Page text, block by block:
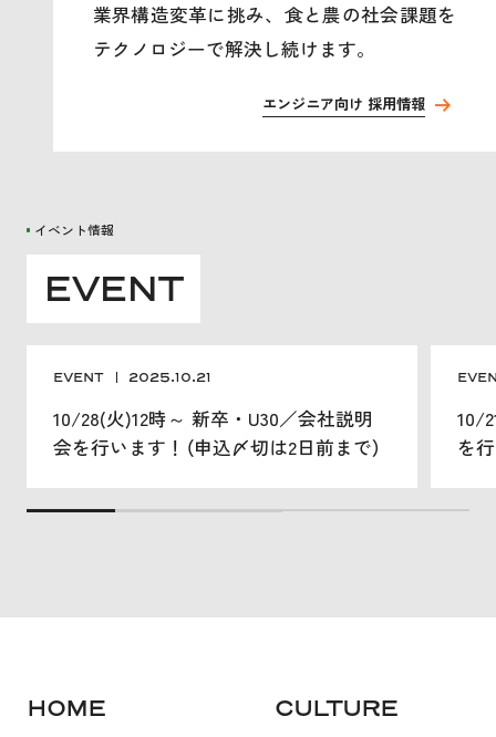
業界構造変革に挑み、食と農の社会課題を
テクノロジーで解決し続けます。
エンジニア向け 採用情報
イベント情報
EVENT
EVENT 2025.10.21
10/28(火)12時～ 新卒・U30／会社説明
会を行います！（申込〆切は2日前まで）
10/
を
HOME CULTURE